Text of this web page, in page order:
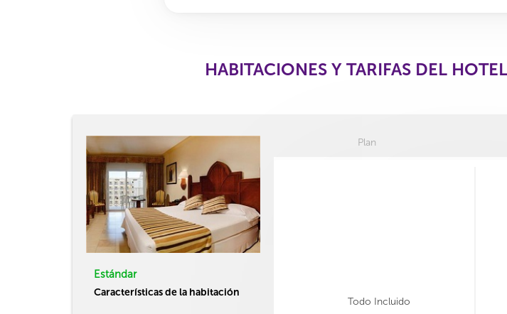
HABITACIONES Y TARIFAS DEL
Estándar
Características de la habitación
Plan
Todo Incluido